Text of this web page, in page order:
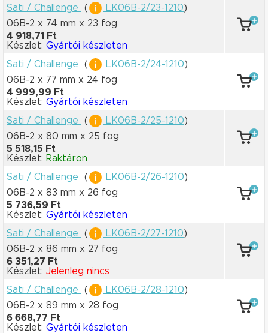
Sati / Challenge
( LK06B-2/23-1210)
06B-2 x 74 mm x 23 fog
4 918,71 Ft
Készlet: Gyártói készleten
Sati / Challenge
( LK06B-2/24-1210)
06B-2 x 77 mm x 24 fog
4 999,99 Ft
Készlet: Gyártói készleten
Sati / Challenge
( LK06B-2/25-1210)
06B-2 x 80 mm x 25 fog
5 518,15 Ft
Készlet: Raktáron
Sati / Challenge
( LK06B-2/26-1210)
06B-2 x 83 mm x 26 fog
5 736,59 Ft
Készlet: Gyártói készleten
Sati / Challenge
( LK06B-2/27-1210)
06B-2 x 86 mm x 27 fog
6 351,27 Ft
Készlet: Jelenleg nincs
Sati / Challenge
( LK06B-2/28-1210)
06B-2 x 89 mm x 28 fog
6 668,77 Ft
Készlet: Gyártói készleten